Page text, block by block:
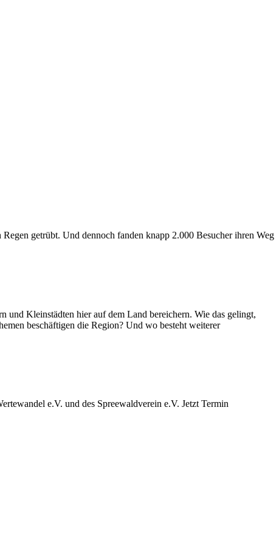
getrübt. Und dennoch fanden knapp 2.000 Besucher ihren Weg
Kleinstädten hier auf dem Land bereichern. Wie das gelingt,
beschäftigen die Region? Und wo besteht weiterer
e.V. und des Spreewaldverein e.V. Jetzt Termin